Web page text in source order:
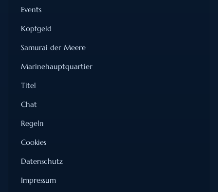
Events
Kopfgeld
Samurai der Meere
Marinehauptquartier
Titel
Chat
Regeln
Cookies
Datenschutz
Impressum